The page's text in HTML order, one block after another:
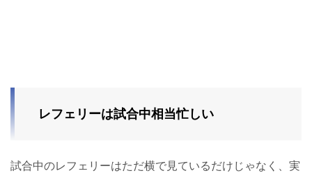
レフェリーは試合中相当忙しい
試合中のレフェリーはただ横で見ているだけじゃなく、実